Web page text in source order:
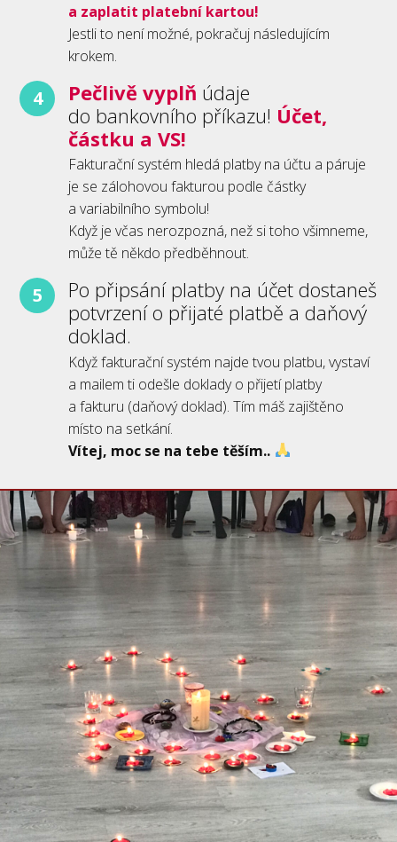
a zaplatit platební kartou!
Jestli to není možné, pokračuj následujícím
krokem.
4 Pečlivě vyplň údaje
do bankovního příkazu! Účet,
částku a VS!
Fakturační systém hledá platby na účtu a páruje
je se zálohovou fakturou podle částky
a variabilního symbolu!
Když je včas nerozpozná, než si toho všimneme,
může tě někdo předběhnout.
5
Po připsání platby na účet dostaneš
potvrzení o přijaté platbě a daňový
doklad.
Když fakturační systém najde tvou platbu, vystaví
a mailem ti odešle doklady o přijetí platby
a fakturu (daňový doklad). Tím máš zajištěno
místo na setkání.
Vítej, moc se na tebe těším..